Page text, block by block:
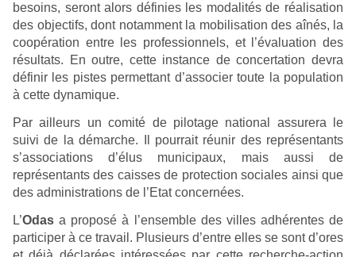
besoins, seront alors définies les modalités de réalisation
des objectifs, dont notamment la mobilisation des aînés, la
coopération entre les professionnels, et l’évaluation des
résultats. En outre, cette instance de concertation devra
définir les pistes permettant d’associer toute la population
à cette dynamique.
Par ailleurs un comité de pilotage national assurera le
suivi de la démarche. Il pourrait réunir des représentants
s’associations d’élus municipaux, mais aussi de
représentants des caisses de protection sociales ainsi que
des administrations de l’Etat concernées.
L’Odas a proposé à l’ensemble des villes adhérentes de
participer à ce travail. Plusieurs d’entre elles se sont d’ores